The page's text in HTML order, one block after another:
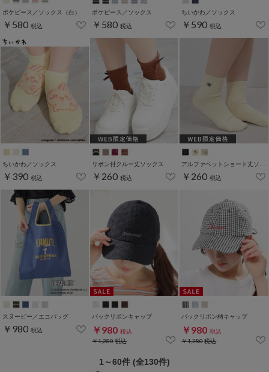
ポケピース／ソックス（白）
￥580 税込
ポケピース／ソックス
￥580 税込
ちいかわ／ソックス
￥590 税込
ちいかわ／ソックス
￥390 税込
リボン付クルー丈ソックス
￥260 税込
アルファベットショート丈ソックス
￥260 税込
スヌーピー／エコバッグ
￥980 税込
バックリボンキャップ
￥980 税込
￥1,280税込
バックリボン柄キャップ
￥980 税込
￥1,280税込
1～60件 (全130件)